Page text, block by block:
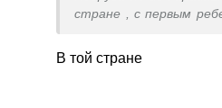
стране , с первым
В той стране